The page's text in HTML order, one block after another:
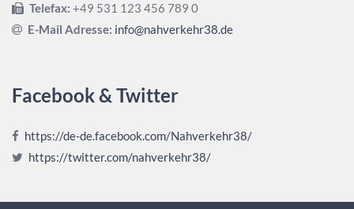
Telefax: +49 531 123 456 789 0
E-Mail Adresse: info@nahverkehr38.de
Facebook & Twitter
https://de-de.facebook.com/Nahverkehr38/
https://twitter.com/nahverkehr38/